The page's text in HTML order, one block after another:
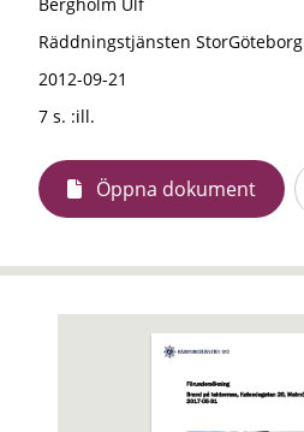
Räddningstjänsten StorGöteborg
2012-09-21
7 s. :ill.
Öppna dokument